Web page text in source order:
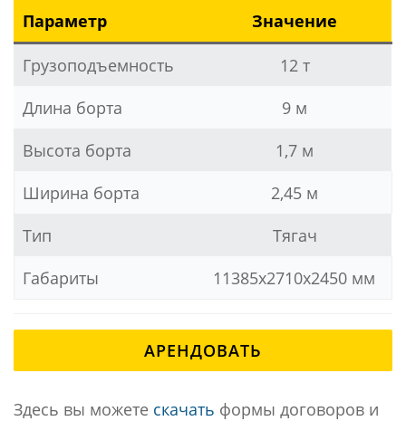
Параметр Значение
Грузоподъемность
12 т
Длина борта
9 м
Высота борта
1,7 м
Ширина борта
2,45 м
Тип
Тягач
Габариты
11385x2710x2450 мм
АРЕНДОВАТЬ
Здесь вы можете скачать формы договоров и